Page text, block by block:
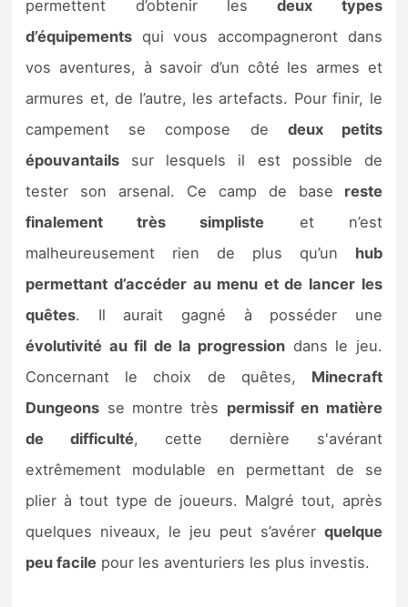
permettent d’obtenir lesdeux types
d’équipements qui vous accompagneront dans
vos aventures, à savoir d’un côté les armes et
armures et, de l’autre, les artefacts. Pour finir, le
campement se compose de deux petits
épouvantails sur lesquels il est possible de
tester son arsenal. Ce camp de base reste
finalement très simpliste et n’est
malheureusement rien de plus qu’un hub
permettant d’accéder au menu et de lancer les
quêtes. Il aurait gagné à posséder une
évolutivité au fil de la progression dans le jeu.
Concernant le choix de quêtes, Minecraft
Dungeons se montre très permissif en matière
de difficulté, cette dernière s'avérant
extrêmement modulable en permettant de se
plier à tout type de joueurs. Malgré tout, après
quelques niveaux, le jeu peut s’avérer quelque
peu facile pour les aventuriers les plus investis.